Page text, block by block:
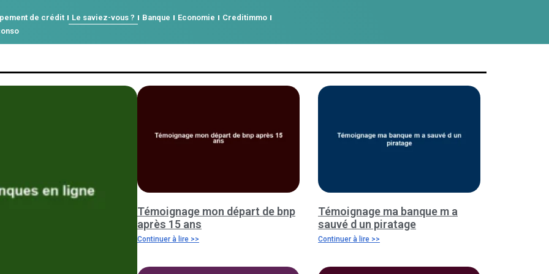
de crédit Le saviez-vous ? Banque Economie
Creditimmo
Témoignage mon départ de bnp
après 15 ans
Continuer à lire >>
Témoignage ma banque m a
sauvé d un piratage
Continuer à lire >>